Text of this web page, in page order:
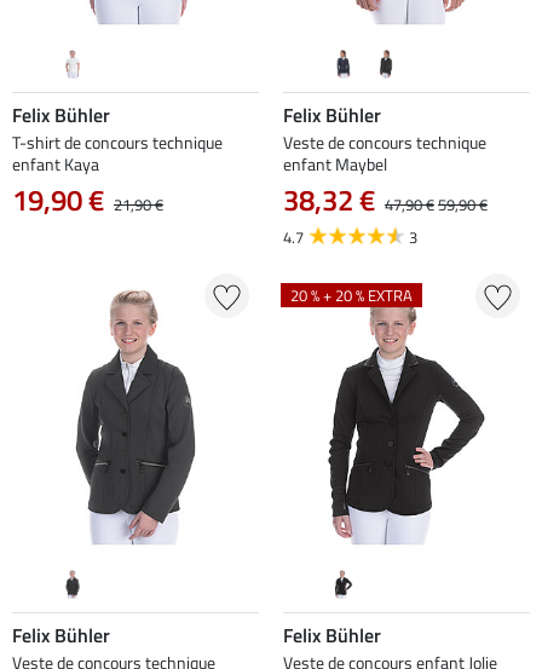
Felix Bühler
T-shirt de concours technique
enfant Kaya
19,90 € 21,90 €
Felix Bühler
Veste de concours technique
enfant Maybel
38,32 € 47,90 €59,90 €
4.7
3
Felix Bühler
Veste de concours technique
20 % + 20 % EXTRA
Felix Bühler
Veste de concours enfant Jolie